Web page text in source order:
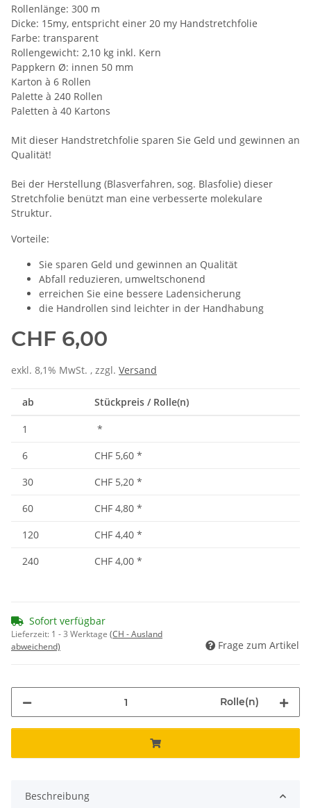
Rollenlänge: 300 m
Dicke: 15my, entspricht einer 20 my Handstretchfolie
Farbe: transparent
Rollengewicht: 2,10 kg inkl. Kern
Pappkern Ø: innen 50 mm
Karton à 6 Rollen
Palette à 240 Rollen
Paletten à 40 Kartons
Mit dieser Handstretchfolie sparen Sie Geld und gewinnen an
Qualität!
Bei der Herstellung (Blasverfahren, sog. Blasfolie) dieser
Stretchfolie benützt man eine verbesserte molekulare
Struktur.
Vorteile:
Sie sparen Geld und gewinnen an Qualität
Abfall reduzieren, umweltschonend
erreichen Sie eine bessere Ladensicherung
die Handrollen sind leichter in der Handhabung
CHF 6,00
exkl. 8,1% MwSt. , zzgl. Versand
ab Stückpreis / Rolle(n)
1
*
6
CHF 5,60 *
30
CHF 5,20 *
60
CHF 4,80 *
120
CHF 4,40 *
240
CHF 4,00 *
Sofort verfügbar
Lieferzeit: 1 - 3 Werktage (CH - Ausland
abweichend)
Frage zum Artikel
Rolle(n)
Beschreibung